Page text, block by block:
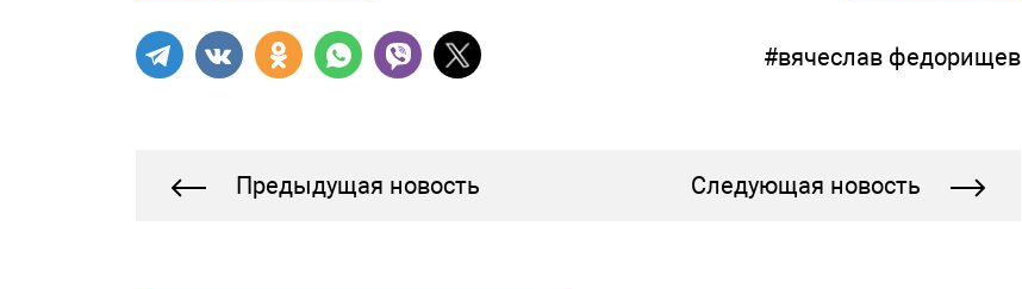
#вячеслав федорищев
Предыдущая новость Следующая новость